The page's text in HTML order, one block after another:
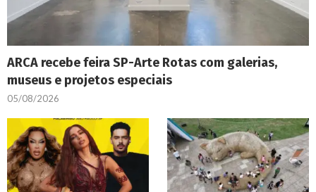
ARCA recebe feira SP-Arte Rotas com galerias,
museus e projetos especiais
05/08/2026